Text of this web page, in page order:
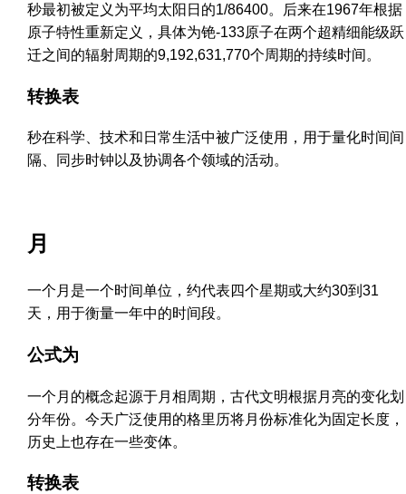
秒最初被定义为平均太阳日的1/86400。后来在1967年根据
原子特性重新定义，具体为铯-133原子在两个超精细能级跃
迁之间的辐射周期的9,192,631,770个周期的持续时间。
转换表
秒在科学、技术和日常生活中被广泛使用，用于量化时间间
隔、同步时钟以及协调各个领域的活动。
月
一个月是一个时间单位，约代表四个星期或大约30到31
天，用于衡量一年中的时间段。
公式为
一个月的概念起源于月相周期，古代文明根据月亮的变化划
分年份。今天广泛使用的格里历将月份标准化为固定长度，
历史上也存在一些变体。
转换表